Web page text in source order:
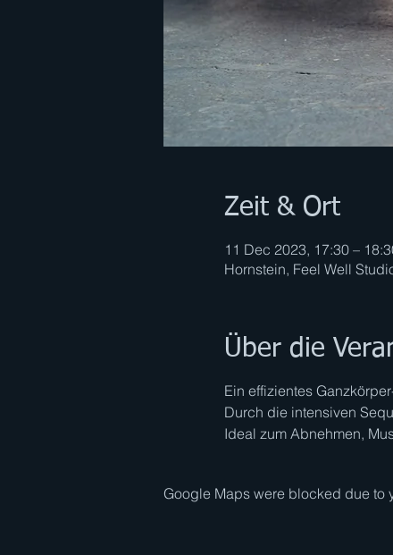
Zeit & Ort
11 Dec 2023, 17:30 –
Hornstein, Feel Well
Über die
Ein effizientes
Durch die intensiven
Ideal zum Abnehmen,
Google Maps were blocked due to